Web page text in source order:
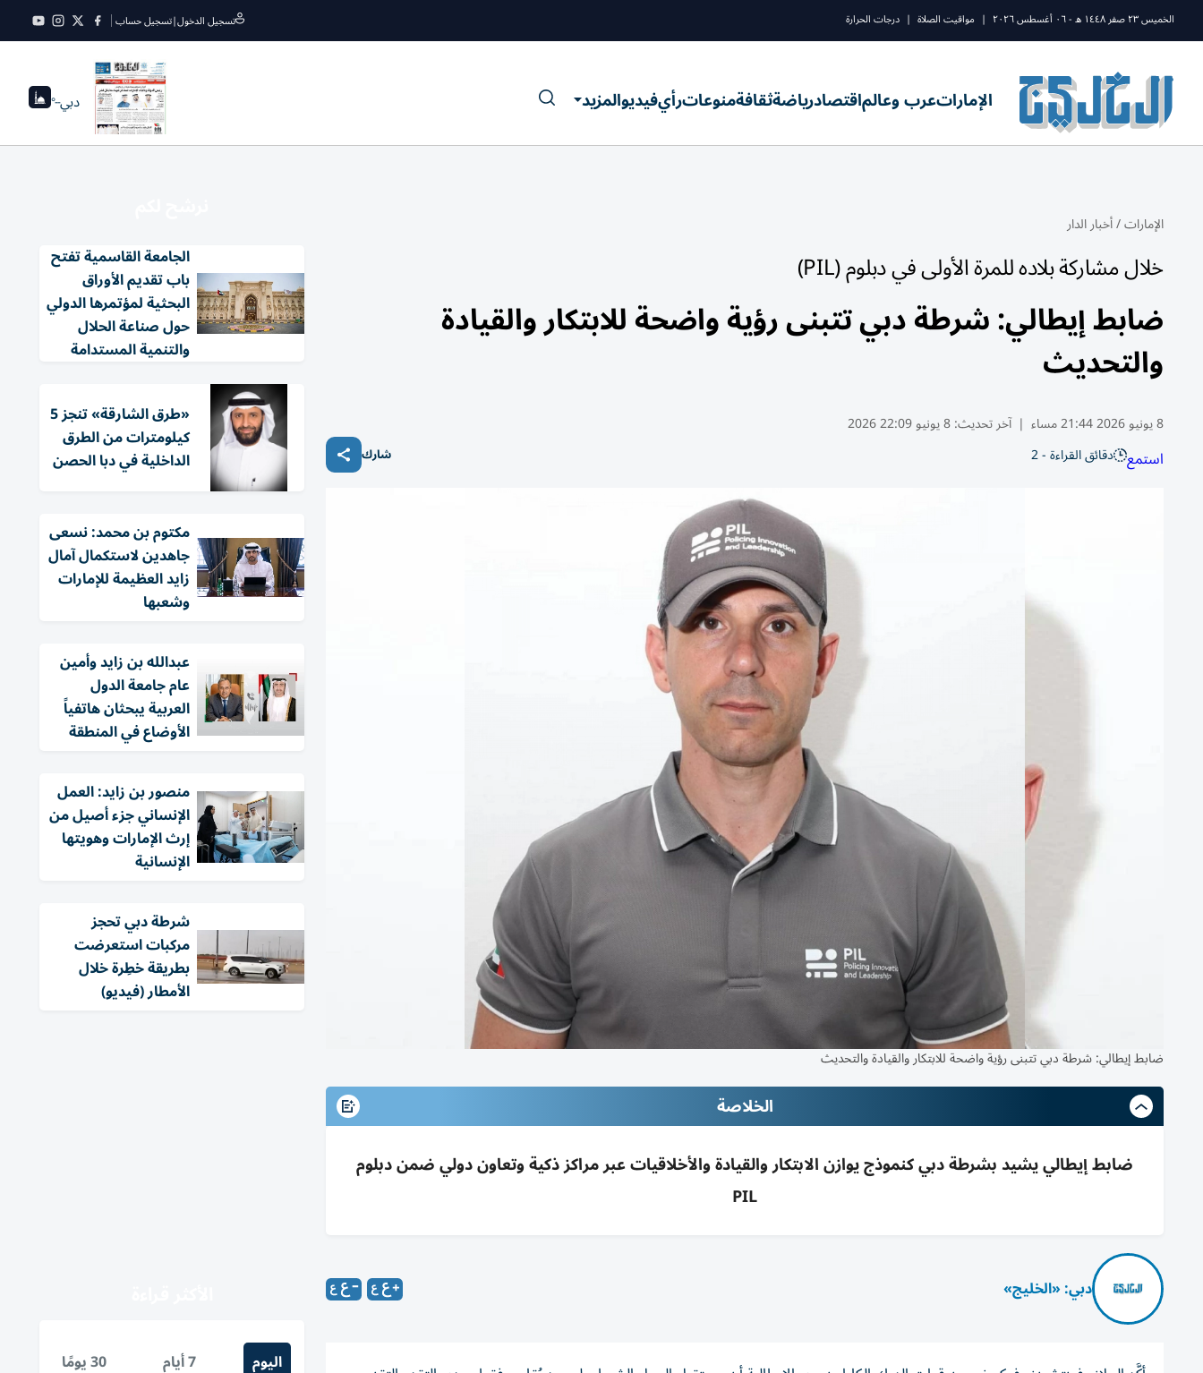
الخميس ٢٣ صفر ١٤٤٨ ه - ٠٦ أغسطس ٢٠٢٦ | مواقيت الصلاة | درجات الحرارة تسجيل الدخول|تسجيل حساب
الإماراتعرب وعالماقتصادرياضةثقافةمنوعاترأيفيديوالمزيد دبي--°
الإمارات/أخبار الدار
خلال مشاركة بلاده للمرة الأولى في دبلوم (PIL)
ضابط إيطالي: شرطة دبي تتبنى رؤية واضحة للابتكار والقيادة
والتحديث
8 يونيو 2026 21:44 مساء | آخر تحديث:8 يونيو 22:09 2026
استمع دقائق القراءة - 2 شارك
ضابط إيطالي: شرطة دبي تتبنى رؤية واضحة للابتكار والقيادة والتحديث
الخلاصة
ضابط إيطالي يشيد بشرطة دبي كنموذج يوازن الابتكار والقيادة والأخلاقيات عبر مراكز ذكية وتعاون دولي ضمن دبلوم
PIL
دبي: «الخليج»
الجامعة القاسمية تفتح
باب تقديم الأوراق
البحثية لمؤتمرها الدولي
حول صناعة الحلال
والتنمية المستدامة
«طرق الشارقة» تنجز 5
كيلومترات من الطرق
الداخلية في دبا الحصن
مكتوم بن محمد: نسعى
جاهدين لاستكمال آمال
زايد العظيمة للإمارات
وشعبها
عبدالله بن زايد وأمين
عام جامعة الدول
العربية يبحثان هاتفياً
الأوضاع في المنطقة
منصور بن زايد: العمل
الإنساني جزء أصيل من
إرث الإمارات وهويتها
الإنسانية
شرطة دبي تحجز
مركبات استعرضت
بطريقة خطِرة خلال
الأمطار (فيديو)
اليوم 7 أيام 30 يومًا